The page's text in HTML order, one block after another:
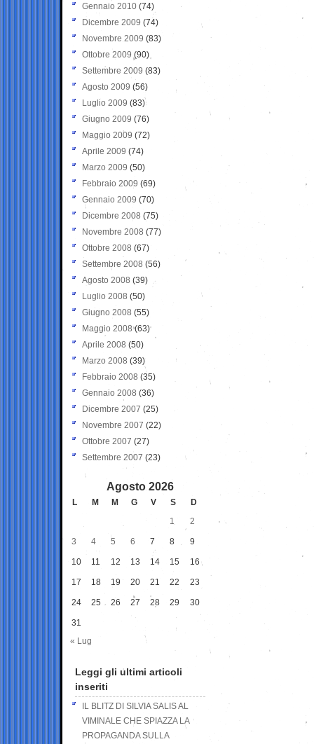
Gennaio 2010 (74)
Dicembre 2009 (74)
Novembre 2009 (83)
Ottobre 2009 (90)
Settembre 2009 (83)
Agosto 2009 (56)
Luglio 2009 (83)
Giugno 2009 (76)
Maggio 2009 (72)
Aprile 2009 (74)
Marzo 2009 (50)
Febbraio 2009 (69)
Gennaio 2009 (70)
Dicembre 2008 (75)
Novembre 2008 (77)
Ottobre 2008 (67)
Settembre 2008 (56)
Agosto 2008 (39)
Luglio 2008 (50)
Giugno 2008 (55)
Maggio 2008(63)
Aprile 2008 (50)
Marzo 2008 (39)
Febbraio 2008 (35)
Gennaio 2008 (36)
Dicembre 2007 (25)
Novembre 2007 (22)
Ottobre 2007 (27)
Settembre 2007 (23)
Agosto 2026
L M M G V S
D
1
2
3 4 5 6 7 8 9
10 11 12 13 14 15 16
17 18 19 20 21 22 23
24 25 26 27 28 29 30
31
« Lug
Leggi gli ultimi articoli
inseriti
IL BLITZ DI SILVIA SALIS AL
VIMINALE CHE SPIAZZA LA
PROPAGANDA SULLA